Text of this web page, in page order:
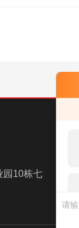
园10栋七